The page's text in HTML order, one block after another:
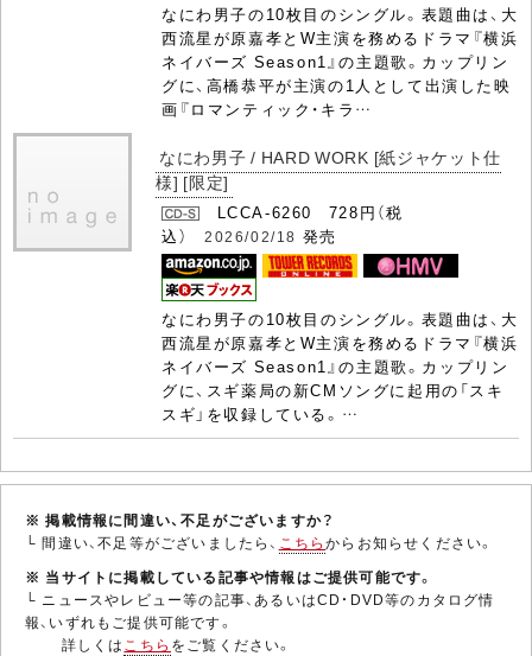
なにわ男子の10枚目のシングル。表題曲は、大
西流星が原嘉孝とW主演を務めるドラマ『横浜
ネイバーズ Season1』の主題歌。カップリン
グに、高橋恭平が主演の1人として出演した映
画『ロマンティック・キラ…
なにわ男子 / HARD WORK [紙ジャケット仕
様] [限定]
LCCA-6260 728円（税
込） 2026/02/18 発売
なにわ男子の10枚目のシングル。表題曲は、大
西流星が原嘉孝とW主演を務めるドラマ『横浜
ネイバーズ Season1』の主題歌。カップリン
グに、スギ薬局の新CMソングに起用の「スキ
スギ」を収録している。…
※ 掲載情報に間違い、不足がございますか？
└ 間違い、不足等がございましたら、 こちらからお知らせください。
※ 当サイトに掲載している記事や情報はご提供可能です。
└ ニュースやレビュー等の記事、あるいはCD・DVD等のカタログ情
報、いずれもご提供可能です。
詳しくはこちら をご覧ください。